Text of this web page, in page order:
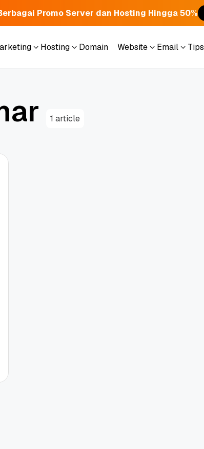
Promo Server dan Hosting Hingga 50%
Hosting
Domain
Website
Email
Tips
ar 1 article